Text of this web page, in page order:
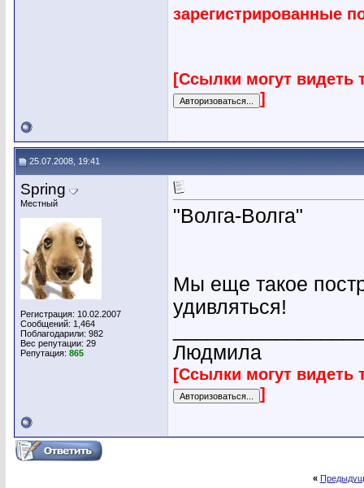
зарегистрированные
[Ссылки могут видеть
]
25.07.2008, 19:41
Spring
Местный
Регистрация: 10.02.2007
Сообщений: 1,464
Поблагодарили: 982
Вес репутации: 29
Репутация: 865
"Волга-Волга"
Мы еще такое
удивляться!
Людмила
[Ссылки могут видеть
]
«